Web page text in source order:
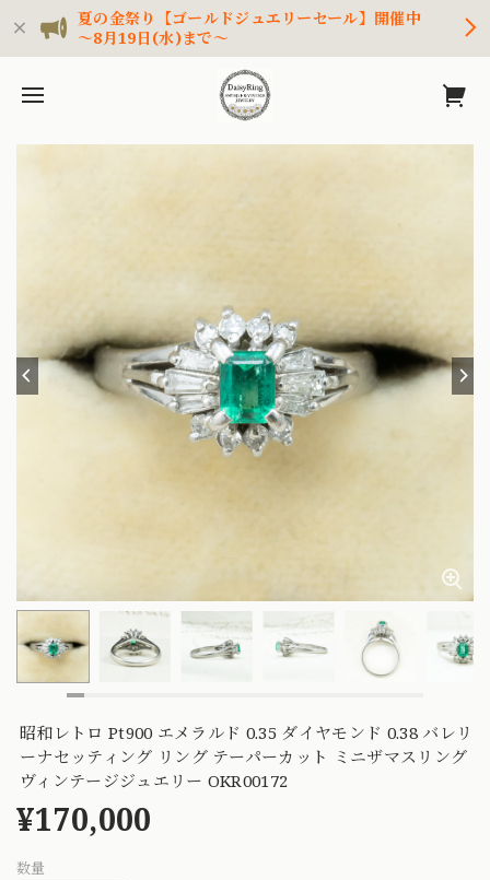
夏の金祭り【ゴールドジュエリーセール】開催中
～8月19日(水)まで～
昭和レトロ Pt900 エメラルド 0.35 ダイヤモンド 0.38 バレリ
ーナセッティング リング テーパーカット ミニザマスリング
ヴィンテージジュエリー OKR00172
¥170,000
数量